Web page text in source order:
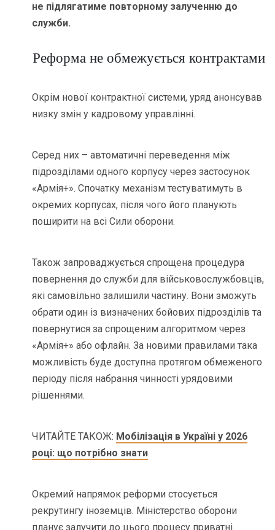
не підлягатиме повторному залученню до
служби.
Реформа не обмежується контрактами
Окрім нової контрактної системи, уряд анонсував
низку змін у кадровому управлінні.
Серед них – автоматичні переведення між
підрозділами одного корпусу через застосунок
«Армія+». Спочатку механізм тестуватимуть в
окремих корпусах, після чого його планують
поширити на всі Сили оборони.
Також запроваджується спрощена процедура
повернення до служби для військовослужбовців,
які самовільно залишили частину. Вони зможуть
обрати один із визначених бойових підрозділів та
повернутися за спрощеним алгоритмом через
«Армія+» або офлайн. За новими правилами така
можливість буде доступна протягом обмеженого
періоду після набрання чинності урядовими
рішеннями.
ЧИТАЙТЕ ТАКОЖ: Мобілізація в Україні у 2026
році: що потрібно знати
Окремий напрямок реформи стосується
рекрутингу іноземців. Міністерство оборони
планує залучити до цього процесу приватні